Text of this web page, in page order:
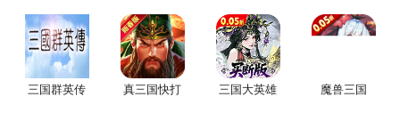
三国群英传 真三国快打 三国大英雄 魔兽三国